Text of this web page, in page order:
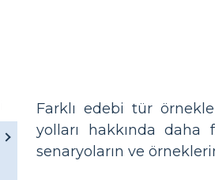
Farklı edebi tür
yolları hakkında
senaryoların ve